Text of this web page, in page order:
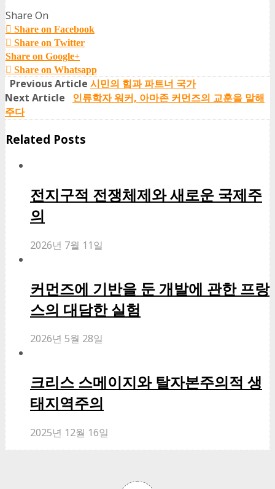
Share On
Share on Facebook
Share on Twitter
Share on Google+
Share on Whatsapp
Previous Article 시민의 힘과 파트너 국가
Next Article
인류학자 워커, 아마존 커먼즈의 교훈을 말해
주다
Related Posts
전지구적 전쟁체제와 새로운 국제주
의
2026년 7월 11일
커먼즈에 기반을 둔 개발에 관한 프랑
스의 대담한 실험
2026년 5월 28일
크리스 스메이지와 탈자본주의적 생
태지역주의
2025년 12월 16일